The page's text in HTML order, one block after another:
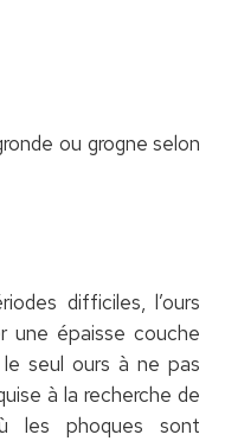
ou grogne selon
difficiles, l’ours
une épaisse couche
seul ours à ne pas
à la recherche de
les phoques sont